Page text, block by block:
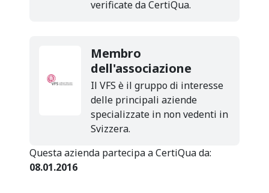
verificate da CertiQua.
Membro
dell'associazione
Il VFS è il gruppo di interesse
delle principali aziende
specializzate in non vedenti in
Svizzera.
Questa azienda partecipa a CertiQua da:
08.01.2016